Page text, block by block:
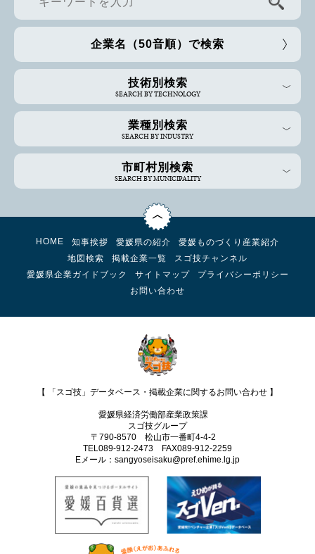
企業名（50音順）で検索
技術別検索
SEARCH BY TECHNOLOGY
業種別検索
SEARCH BY INDUSTRY
市町村別検索
SEARCH BY MUNICIPALITY
HOME 知事挨拶 愛媛県の紹介
愛媛ものづくり産業紹介
地図検索
掲載企業一覧
スゴ技チャンネル
愛媛県企業ガイドブック
サイトマップ
プライバシーポリシー
お問い合わせ
【 「スゴ技」データベース・掲載企業に関するお問い合わせ 】
愛媛県経済労働部産業政策課
スゴ技グループ
〒790-8570 松山市一番町4-4-2
TEL089-912-2473 FAX089‐912-2259
Eメール：sangyoseisaku@pref.ehime.lg.jp